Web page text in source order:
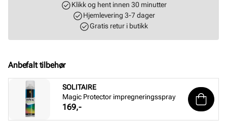
Klikk og hent innen 30 minutter
Hjemlevering 3-7 dager
Gratis retur i butikk
Anbefalt tilbehør
SOLITAIRE
Magic Protector impregneringsspray
Pris
169,-